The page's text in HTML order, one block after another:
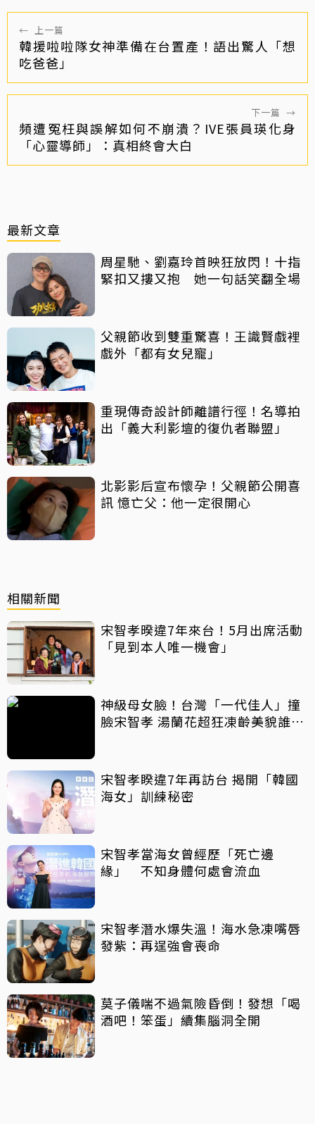
← 上一篇
韓援啦啦隊女神準備在台置產！語出驚人「想
吃爸爸」
下一篇 →
頻遭冤枉與誤解如何不崩潰？IVE張員瑛化身
「心靈導師」：真相終會大白
最新文章
周星馳、劉嘉玲首映狂放閃！十指
緊扣又摟又抱 她一句話笑翻全場
父親節收到雙重驚喜！王識賢戲裡
戲外「都有女兒寵」
重現傳奇設計師離譜行徑！名導拍
出「義大利影壇的復仇者聯盟」
北影影后宣布懷孕！父親節公開喜
訊 憶亡父：他一定很開心
相關新聞
宋智孝暌違7年來台！5月出席活動
「見到本人唯一機會」
神級母女臉！台灣「一代佳人」撞
臉宋智孝 湯蘭花超狂凍齡美貌誰信
宋智孝睽違7年再訪台 揭開「韓國
海女」訓練秘密
宋智孝當海女曾經歷「死亡邊
緣」 不知身體何處會流血
宋智孝潛水爆失溫！海水急凍嘴唇
發紫：再逞強會喪命
莫子儀喘不過氣險昏倒！發想「喝
酒吧！笨蛋」續集腦洞全開